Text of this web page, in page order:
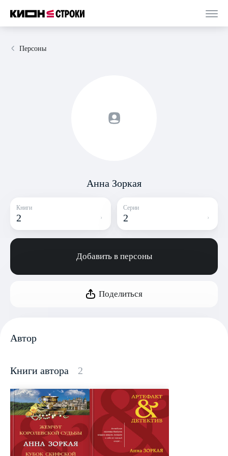
Персоны
Анна Зоркая
Книги
2
Серии
2
Добавить в персоны
Поделиться
Автор
Книги автора 2